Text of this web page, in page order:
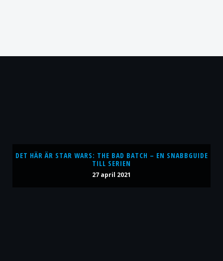
DET HÄR ÄR STAR WARS: THE BAD BATCH – EN SNABBGUIDE
TILL SERIEN
27 april 2021